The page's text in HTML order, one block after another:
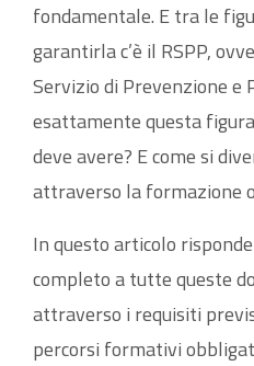
fondamentale. E tra le
garantirla c’è il RSPP,
Servizio di Prevenzione e
esattamente questa
deve avere? E come si
attraverso la formazione
In questo articolo
completo a tutte queste
attraverso i requisiti
percorsi formativi